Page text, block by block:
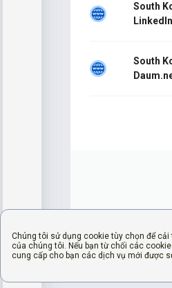
Chúng tôi sử dụng cookie tùy chọn để
của chúng tôi. Nếu bạn từ chối các
cung cấp cho bạn các dịch vụ mới được
South
LinkedIn
South